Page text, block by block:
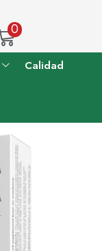
0
Calidad